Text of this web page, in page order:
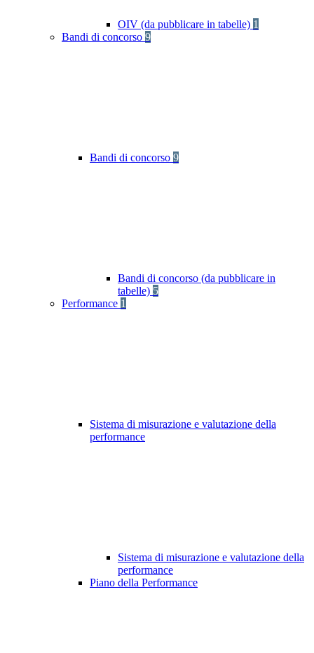
OIV (da pubblicare in tabelle) 1
Bandi di concorso 9
Bandi di concorso 9
Bandi di concorso (da pubblicare in
tabelle) 5
Performance 1
Sistema di misurazione e valutazione della
performance
Sistema di misurazione e valutazione della
performance
Piano della Performance